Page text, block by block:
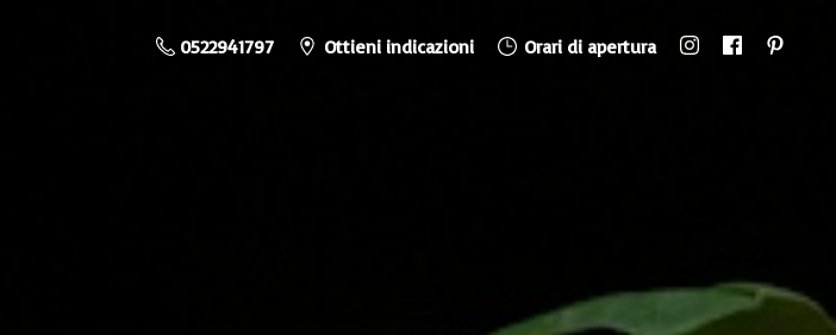
0522941797 Ottieni indicazioni Orari di apertura